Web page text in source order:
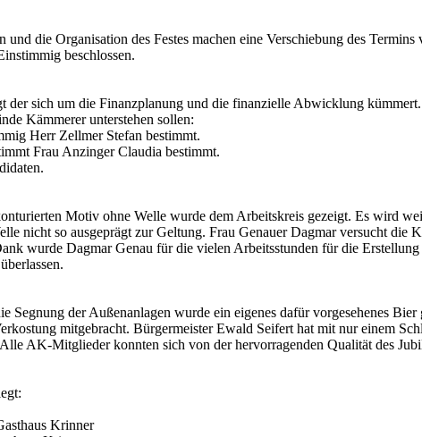
die Organisation des Festes machen eine Verschiebung des
beschlossen.
sich um die Finanzplanung und die finanzielle Abwicklung
Kämmerer unterstehen sollen:
Herr Zellmer Stefan bestimmt.
Frau Anzinger Claudia bestimmt.
Motiv ohne Welle wurde dem Arbeitskreis gezeigt. Es wird
nicht so ausgeprägt zur Geltung. Frau Genauer Dagmar versucht die
wurde Dagmar Genau für die vielen Arbeitsstunden für die
der Außenanlagen wurde ein eigenes dafür vorgesehenes
mitgebracht. Bürgermeister Ewald Seifert hat mit nur einem
AK-Mitglieder konnten sich von der hervorragenden Qualität des
Krinner